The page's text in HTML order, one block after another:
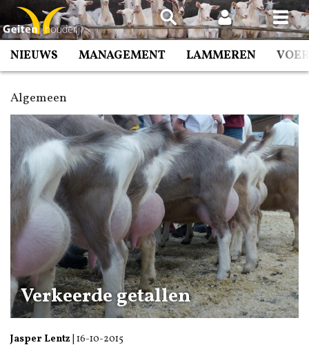
Spring
naar
inhoud
NIEUWS MANAGEMENT LAMMEREN
Algemeen
Verkeerde getallen
Jasper Lentz 16-10-2015